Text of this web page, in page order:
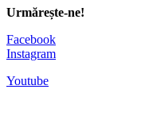
Urmărește-ne!
Facebook
Instagram
Youtube